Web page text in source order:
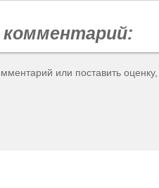
или поставить